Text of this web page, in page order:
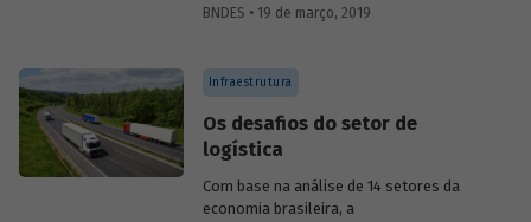
um crescimento anual expressivo do
de mudanças estruturais implementadas
competição entre companhias aéreas e
em redução de tarifas. O aumento do
fluxo de passageiros encontrou
obstáculos na infraestrutura
BNDES • 19 de março, 2019
Infraestrutura
Os desafios do setor de
logística
Com base na análise de 14 setores da
economia brasileira, a